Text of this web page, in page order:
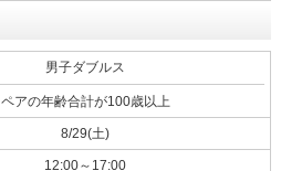
男子ダブルス
ペアの年齢合計が100歳以上
8/29(土)
12:00～17:00